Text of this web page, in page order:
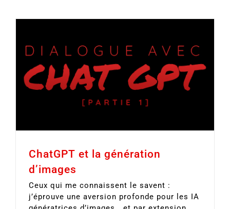
ChatGPT et la génération
d’images
Ceux qui me connaissent le savent :
j’éprouve une aversion profonde pour les IA